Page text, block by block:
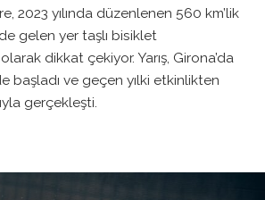
2023 yılında düzenlenen 560 km’lik
gelen yer taşlı bisiklet
dikkat çekiyor. Yarış, Girona’da
başladı ve geçen yılki etkinlikten
gerçekleşti.